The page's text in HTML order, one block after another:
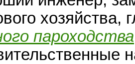
пароходства